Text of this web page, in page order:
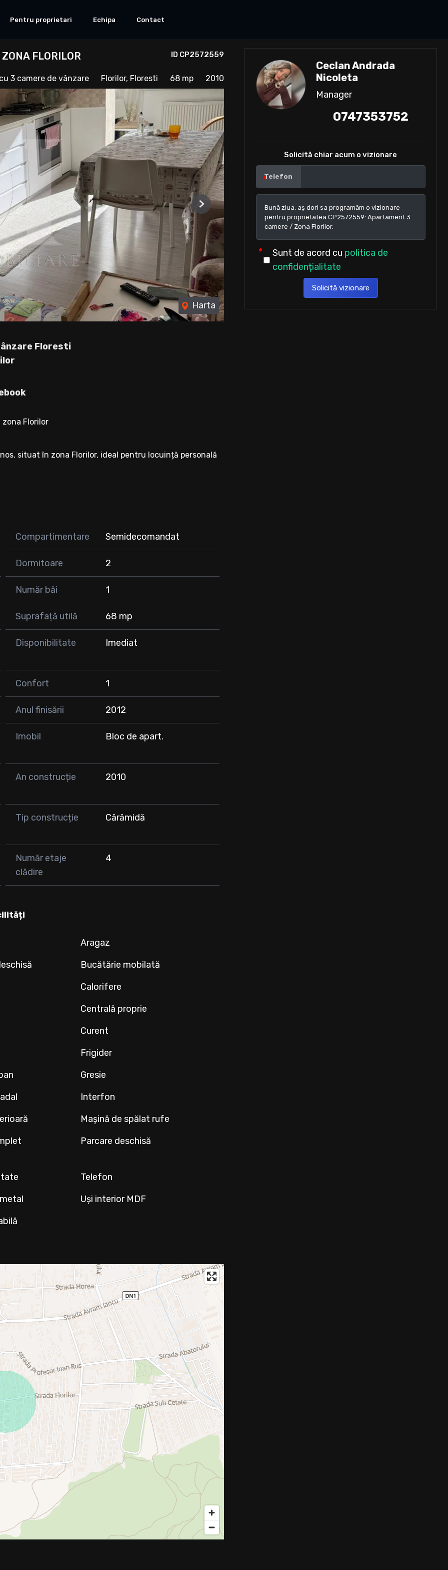
Pentru proprietari Echipa Contact
ID CP2572559
FLORILOR
3 camere de vânzare Florilor, Floresti 68 mp 2010
Harta
Next
Floresti
Florilor
situat în zona Florilor, ideal pentru locuință personală
de mutare.
nu ezitați să ne contactați!
Compartimentare Semidecomandat
Dormitoare 2
Număr băi 1
Suprafață utilă 68 mp
Disponibilitate Imediat
Confort 1
Anul finisării 2012
Imobil Bloc de apart.
An construcție 2010
Tip construcție Cărămidă
Număr etaje
clădire
4
Aragaz
Bucătărie mobilată
Calorifere
Centrală proprie
Curent
Frigider
Gresie
Interfon
Mașină de spălat rufe
Parcare deschisă
Telefon
Uși interior MDF
Ceclan Andrada
Nicoleta
Manager
0747353752
Solicită chiar acum o vizionare
Telefon
Sunt de acord cu politica de
confidențialitate
Solicită vizionare